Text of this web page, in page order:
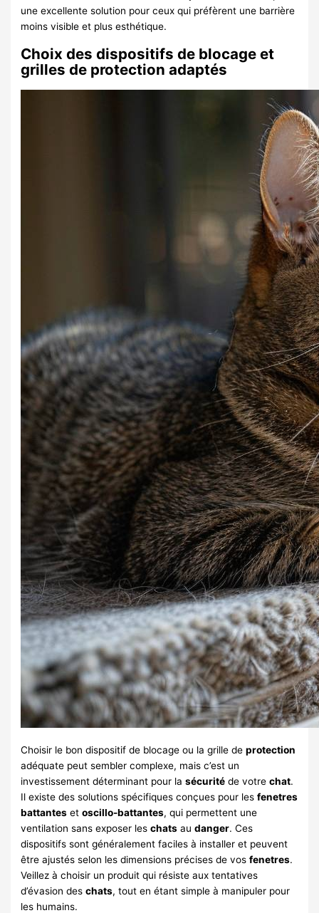
une excellente solution pour ceux qui préfèrent une barrière
moins visible et plus esthétique.
Choix des dispositifs de blocage et
grilles de protection adaptés
Choisir le bon dispositif de blocage ou la grille deprotection
adéquate peut sembler complexe, mais c’est un
investissement déterminant pour lasécurité de votrechat.
Il existe des solutions spécifiques conçues pour lesfenetres
battantes etoscillo-battantes, qui permettent une
ventilation sans exposer leschats audanger. Ces
dispositifs sont généralement faciles à installer et peuvent
être ajustés selon les dimensions précises de vosfenetres.
Veillez à choisir un produit qui résiste aux tentatives
d’évasion deschats, tout en étant simple à manipuler pour
les humains.